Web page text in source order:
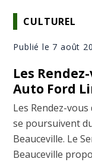
CULTUREL
Publié le 7 août
Les
Auto Ford
Les Rendez-
se poursuivent
Beauceville. Le
Beauceville